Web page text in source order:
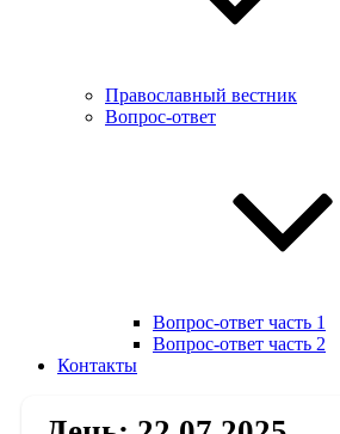
Православный вестник
Вопрос-ответ
Вопрос-ответ часть 1
Вопрос-ответ часть 2
Контакты